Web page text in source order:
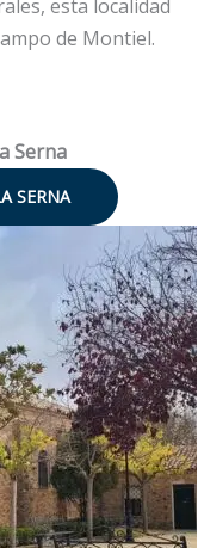
esta localidad
de Montiel.
Serna
SERNA